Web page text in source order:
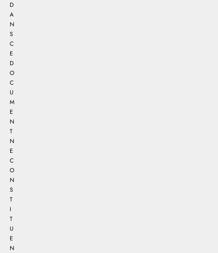
D
A
N
S
C
E
D
O
C
U
M
E
N
T
N
E
C
O
N
S
T
I
T
U
E
N